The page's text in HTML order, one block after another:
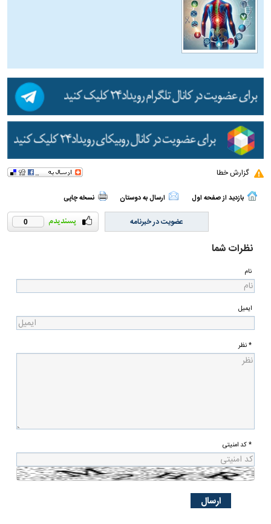
گزارش خطا
بازدید از صفحه اول ارسال به دوستان نسخه چاپی
0 عضویت در خبرنامه
نظرات شما
نام
ایمیل
* نظر
* کد امنیتی